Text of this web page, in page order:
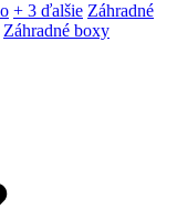
+ 3 ďalšie Záhradné
Záhradné boxy